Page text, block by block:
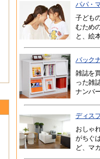
パパ・
子ども
むため
と、絵
バック
雑誌を
った雑
ナンバ
ディス
おしゃ
がちぐ
ど、マ